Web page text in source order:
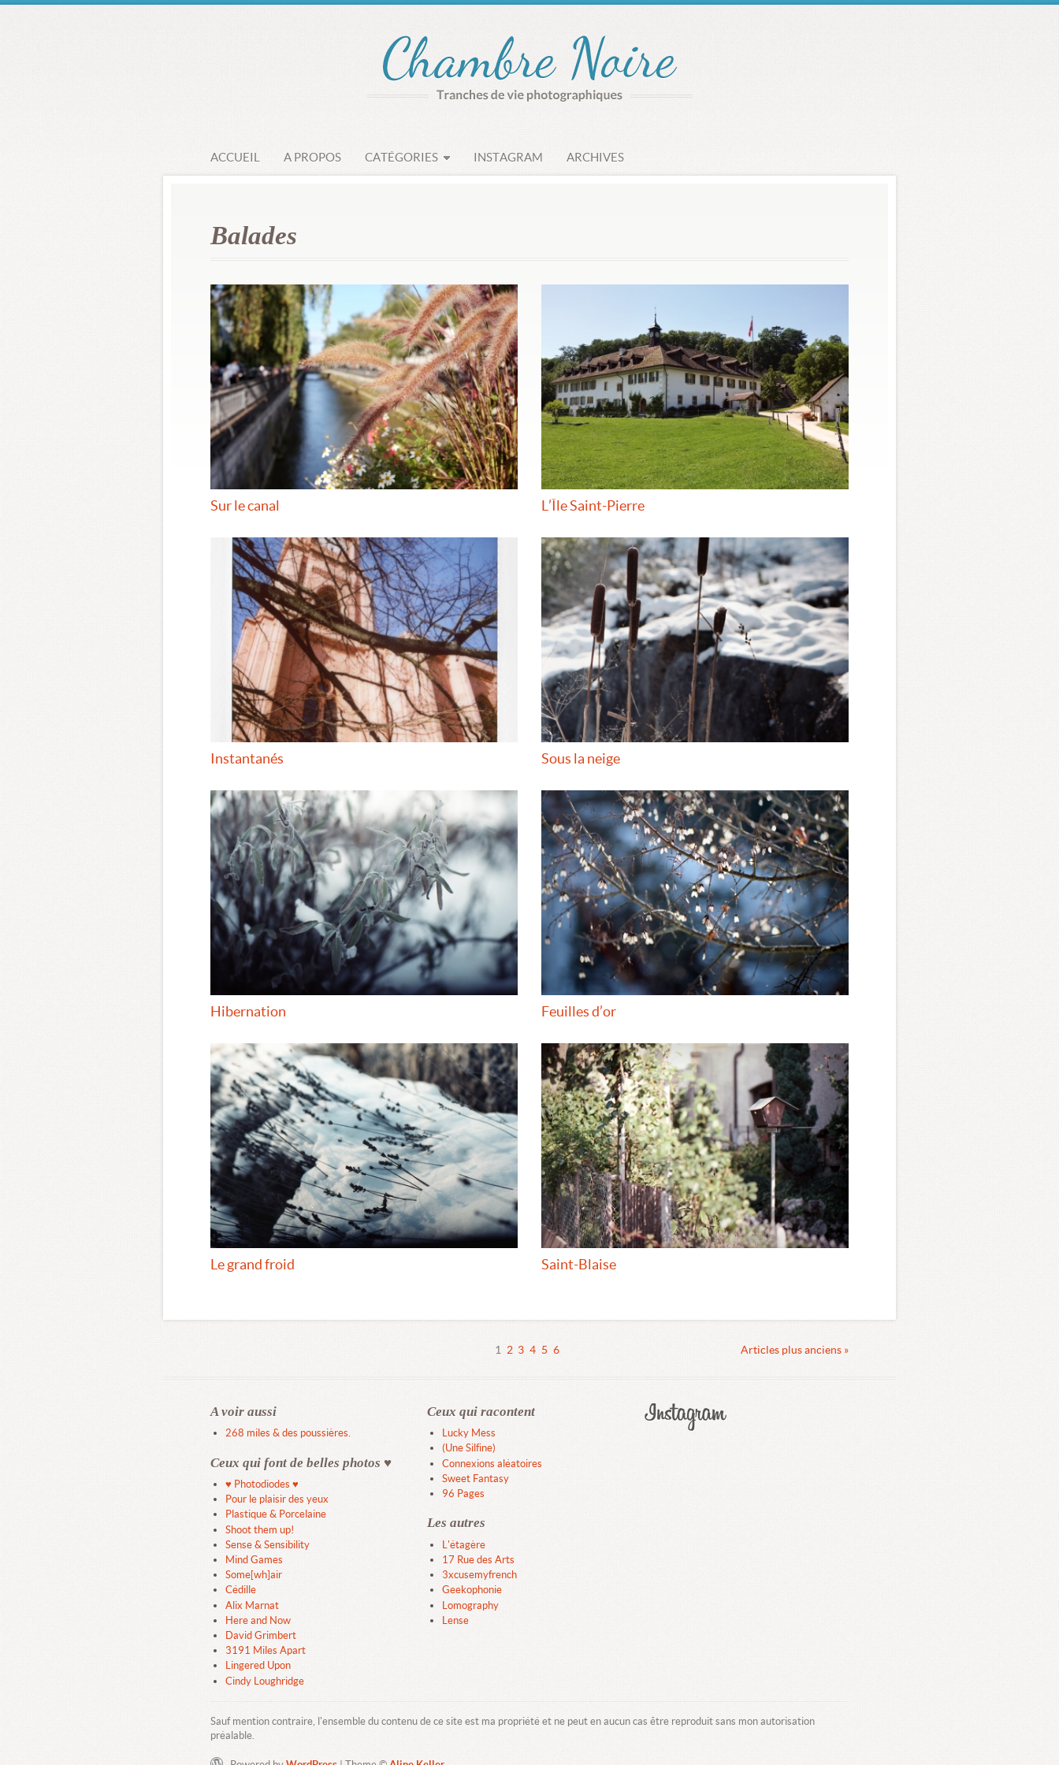
ACCUEIL A PROPOS CATÉGORIES INSTAGRAM ARCHIVES
Balades
Sur le canal L’Île Saint-Pierre
Instantanés Sous la neige
Hibernation Feuilles d’or
Le grand froid Saint-Blaise
1 2 3 4 5 6 Articles plus anciens »
A voir aussi
268 miles & des poussières.
Ceux qui font de belles photos ♥
♥ Photodiodes ♥
Pour le plaisir des yeux
Plastique & Porcelaine
Shoot them up!
Sense & Sensibility
Mind Games
Some[wh]air
Cédille
Alix Marnat
Here and Now
David Grimbert
3191 Miles Apart
Lingered Upon
Cindy Loughridge
Ceux qui racontent
Lucky Mess
(Une Silfine)
Connexions aléatoires
Sweet Fantasy
96 Pages
Les autres
L'étagère
17 Rue des Arts
3xcusemyfrench
Geekophonie
Lomography
Lense
Sauf mention contraire, l'ensemble du contenu de ce site est ma propriété et ne peut en aucun cas être reproduit sans mon autorisation
préalable.